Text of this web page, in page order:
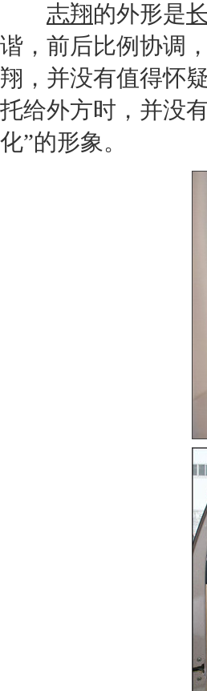
志翔的外形是
谐，前后比例协调
翔 ，并没有值得怀
托给外方时，并没
化”的形象。